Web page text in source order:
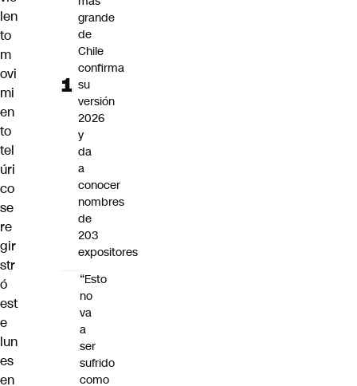
len
to
m
ovi
mi
en
to
tel
úri
co
se
re
gir
str
ó
est
e
lun
es
en
grande
de
Chile
confirma
su
versión
2026
y
da
a
conocer
nombres
de
203
expositores
“Esto
no
va
a
ser
sufrido
como